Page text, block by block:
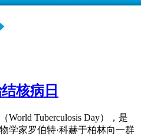
核病日
World Tuberculosis Day），是
学家罗伯特·科赫于柏林向一群